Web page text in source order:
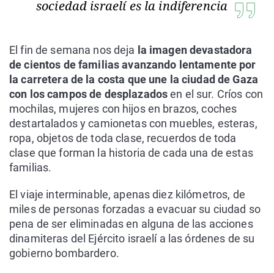
sociedad israelí es la indiferencia
El fin de semana nos deja la imagen devastadora
de cientos de familias avanzando lentamente por
la carretera de la costa que une la ciudad de Gaza
con los campos de desplazadosen el sur. Críos con
mochilas, mujeres con hijos en brazos, coches
destartalados y camionetas con muebles, esteras,
ropa, objetos de toda clase, recuerdos de toda
clase que forman la historia de cada una de estas
familias.
El viaje interminable, apenas diez kilómetros, de
miles de personas forzadas a evacuar su ciudad so
pena de ser eliminadas en alguna de las acciones
dinamiteras del Ejército israelí a las órdenes de su
gobierno bombardero.